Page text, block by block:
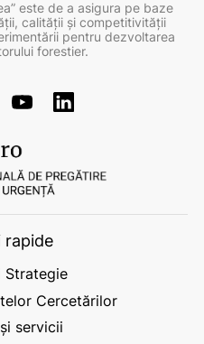
este de a asigura pe baze
calităţii şi competitivităţii
pentru dezvoltarea
forestier.
rapide
Strategie
Cercetărilor
servicii